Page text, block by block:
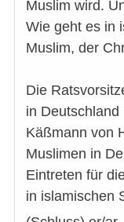
Muslim wird.
Wie geht es in
Muslim, der
Die
in
Käßmann von
Muslimen in
Eintreten für
in islamischen